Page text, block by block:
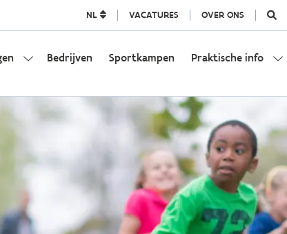
NL VACATURES OVER ONS
Bedrijven Sportkampen Praktische info